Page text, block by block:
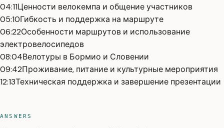
04:11Ценности велокемпа и общение участников
05:10Гибкость и поддержка на маршруте
06:22Особенности маршрутов и использование
электровелосипедов
08:04Велотуры в Бормио и Словении
09:42Проживание, питание и культурные мероприятия
12:13Техническая поддержка и завершение презентации
ANSWERS